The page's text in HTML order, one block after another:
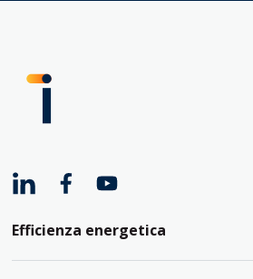
Efficienza energetica